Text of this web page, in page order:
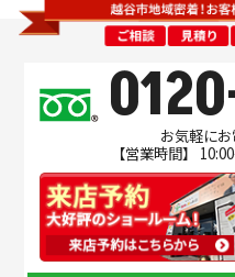
お気軽に
【営業時間】